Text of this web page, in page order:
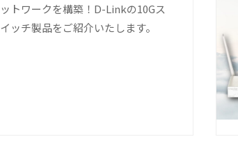
ットワークを構築！D-Linkの10Gス
イッチ製品をご紹介いたします。